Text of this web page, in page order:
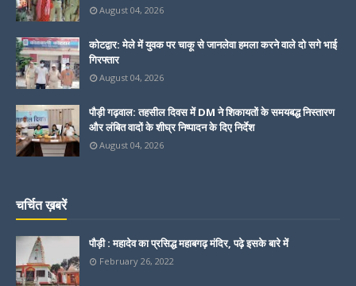
August 04, 2026
कोटद्वार: मेले में युवक पर चाकू से जानलेवा हमला करने वाले दो सगे भाई
गिरफ्तार
August 04, 2026
पौड़ी गढ़वाल: तहसील दिवस में DM ने शिकायतों के समयबद्ध निस्तारण
और लंबित वादों के शीघ्र निष्पादन के दिए निर्देश
August 04, 2026
चर्चित ख़बरें
पौड़ी : महादेव का प्रसिद्ध महाबगढ़ मंदिर, पढ़े इसके बारे में
February 26, 2022